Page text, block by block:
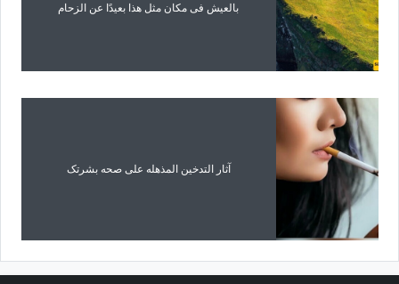
بالعیش فی مکان مثل هذا بعیدًا عن الزحام
آثار التدخین المذهله على صحه بشرتک